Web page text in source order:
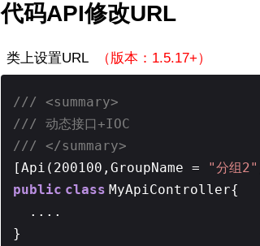
代码API修改URL
类上设置URL （版本：1.5.17+）
/// <summary>
/// 动态接口+IOC
/// </summary>
[Api(200100,GroupName =
"分组2"
public class MyApiController{
....
}